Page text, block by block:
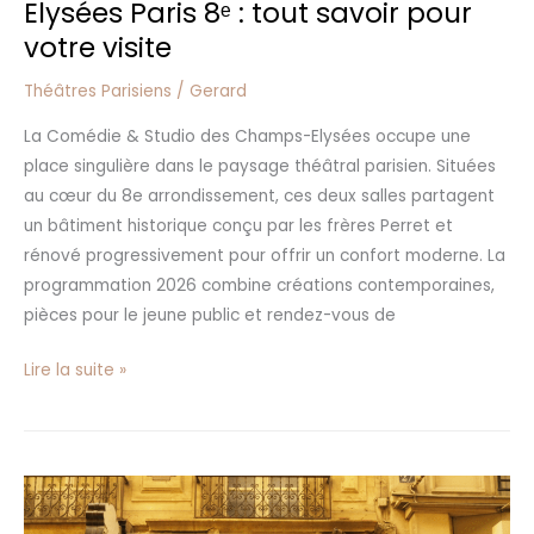
Elysées Paris 8ᵉ : tout savoir pour
votre visite
Théâtres Parisiens / Gerard
La Comédie & Studio des Champs-Elysées occupe une
place singulière dans le paysage théâtral parisien. Situées
au cœur du 8e arrondissement, ces deux salles partagent
un bâtiment historique conçu par les frères Perret et
rénové progressivement pour offrir un confort moderne. La
programmation 2026 combine créations contemporaines,
pièces pour le jeune public et rendez-vous de
Lire la suite »
Théâtre
de